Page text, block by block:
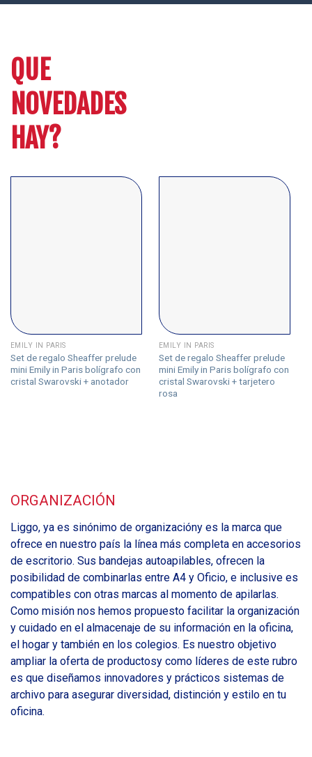
QUE
NOVEDADES
HAY?
EMILY IN PARIS
Set de regalo Sheaffer prelude
mini Emily in Paris bolígrafo con
cristal Swarovski + anotador
EMILY IN PARIS
Set de regalo Sheaffer prelude
mini Emily in Paris bolígrafo con
cristal Swarovski + tarjetero
rosa
ORGANIZACIÓN
Liggo, ya es sinónimo de organizacióny es la marca que
ofrece en nuestro país la línea más completa en accesorios
de escritorio. Sus bandejas autoapilables, ofrecen la
posibilidad de combinarlas entre A4 y Oficio, e inclusive es
compatibles con otras marcas al momento de apilarlas.
Como misión nos hemos propuesto facilitar la organización
y cuidado en el almacenaje de su información en la oficina,
el hogar y también en los colegios. Es nuestro objetivo
ampliar la oferta de productosy como líderes de este rubro
es que diseñamos innovadores y prácticos sistemas de
archivo para asegurar diversidad, distinción y estilo en tu
oficina.